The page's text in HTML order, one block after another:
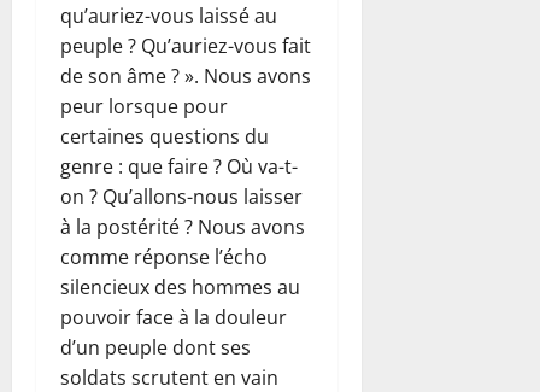
qu’auriez-vous laissé au
peuple ? Qu’auriez-vous fait
de son âme ? ». Nous avons
peur lorsque pour
certaines questions du
genre : que faire ? Où va-t-
on ? Qu’allons-nous laisser
à la postérité ? Nous avons
comme réponse l’écho
silencieux des hommes au
pouvoir face à la douleur
d’un peuple dont ses
soldats scrutent en vain